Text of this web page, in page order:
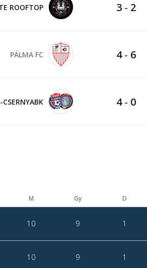
ROOFTOP 3 - 2
PÁLMA FC 4- 6
CSERNYABK 4- 0
M Gy D
10 9 1
10 9 1